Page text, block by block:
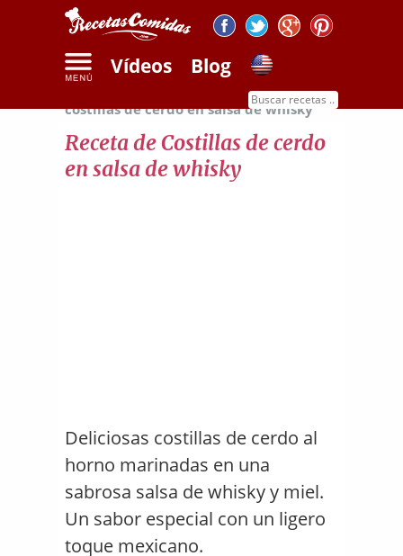
Vídeos Blog
Receta de
costillas de cerdo en salsa de whisky
Receta de Costillas de cerdo
en salsa de whisky
Deliciosas costillas de cerdo al
horno marinadas en una
sabrosa salsa de whisky y miel.
Un sabor especial con un ligero
toque mexicano.